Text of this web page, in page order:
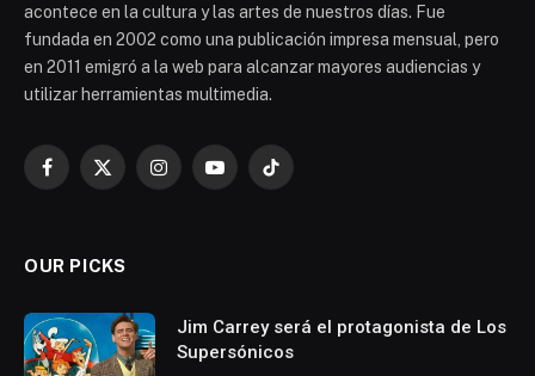
acontece en la cultura y las artes de nuestros días. Fue
fundada en 2002 como una publicación impresa mensual, pero
en 2011 emigró a la web para alcanzar mayores audiencias y
utilizar herramientas multimedia.
Facebook
X
InstagramYouTubeTikTok
OUR PICKS
Jim Carrey será el protagonista de Los
Supersónicos